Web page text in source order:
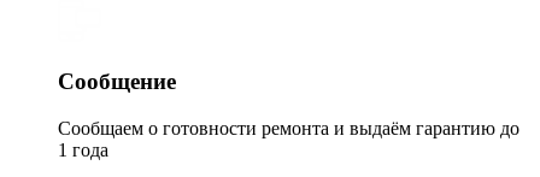
Сообщение
Сообщаем о готовности ремонта и выдаём гарантию до
1 года